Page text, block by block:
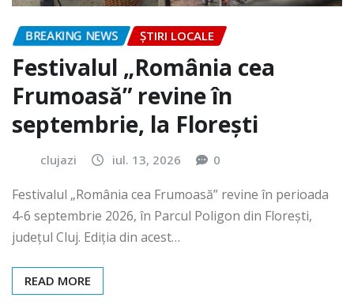
BREAKING NEWS ȘTIRI LOCALE
Festivalul „România cea
Frumoasă” revine în
septembrie, la Florești
clujazi iul. 13, 2026 0
Festivalul „România cea Frumoasă” revine în perioada
4-6 septembrie 2026, în Parcul Poligon din Floreşti,
județul Cluj. Ediția din acest…
READ MORE